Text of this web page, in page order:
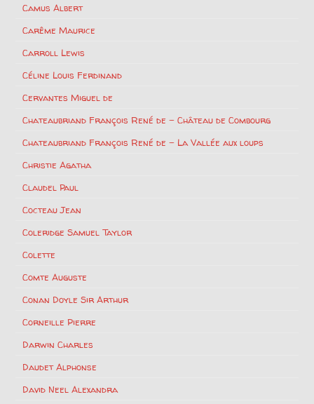
Camus Albert
Carême Maurice
Carroll Lewis
Céline Louis Ferdinand
Cervantes Miguel de
Chateaubriand François René de – Château de Combourg
Chateaubriand François René de – La Vallée aux loups
Christie Agatha
Claudel Paul
Cocteau Jean
Coleridge Samuel Taylor
Colette
Comte Auguste
Conan Doyle Sir Arthur
Corneille Pierre
Darwin Charles
Daudet Alphonse
David Neel Alexandra